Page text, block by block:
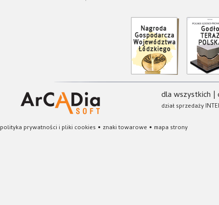
dla wszystkich |
dział sprzedaży
polityka prywatności i pliki cookies • znaki towarowe • mapa strony